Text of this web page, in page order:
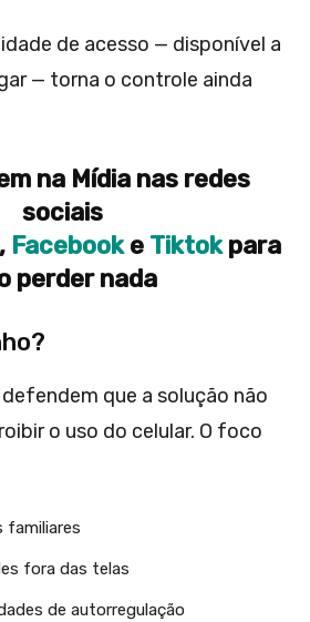
de acesso — disponível a
— torna o controle ainda
na Mídia nas redes
sociais
Facebooke Tiktokpara
perder nada
que a solução não
o uso do celular. O foco
familiares
fora das telas
de autorregulação